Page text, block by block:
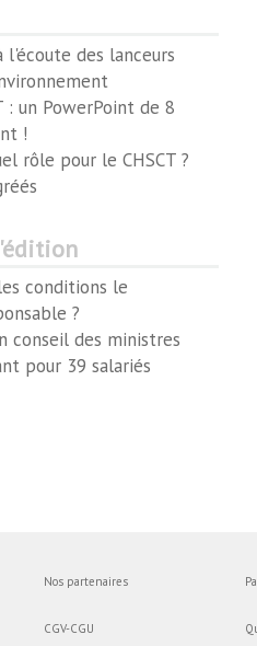
des lanceurs
: un PowerPoint de 8
!
rôle pour le CHSCT ?
conditions le
?
conseil des ministres
pour 39 salariés
Nos partenaires
CGV-CGU